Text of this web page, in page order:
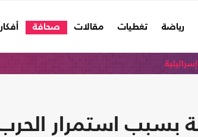
رياضة تغطيات مقالات صحافة أفكار
بسبب استمرار